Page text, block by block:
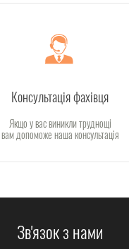
Консультація фахівця
Якщо у вас виникли труднощі
вам допоможе наша консультація
Зв'язок з нами